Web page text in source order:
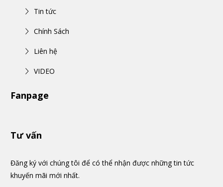
Tin tức
Chính Sách
Liên hệ
VIDEO
Fanpage
Tư vấn
Đăng ký với chúng tôi để có thể nhận được những tin tức
khuyến mãi mới nhất.